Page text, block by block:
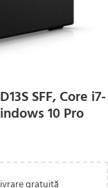
SFF, Core i7-
10 Pro